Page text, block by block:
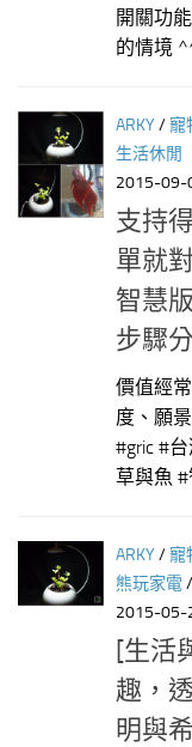
開關功
的情境
ARKY/寵
生活休閒
2015-09-
支持
單就
智慧
步驟
價值經
度、願
#gric #
草與魚 #
ARKY/寵
熊玩家電/
2015-05-
[生活
趣，
明與